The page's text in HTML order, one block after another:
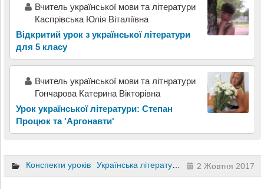
Вчитель української мови та літератури
Каспрівська Юлія Віталіївна
Відкритий урок з української літератури
для 5 класу
Вчитель української мови та літнратури
Гончарова Катерина Вікторівна
Урок української літератури: Степан
Процюк та 'Аргонавти'
Конспекти уроків Українська література 9 клас
2 Жовтня 2017